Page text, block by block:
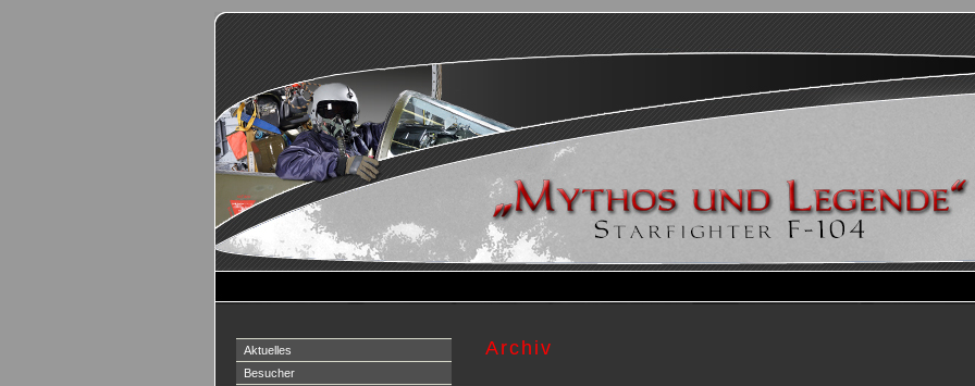
Aktuelles
Besucher
Archiv